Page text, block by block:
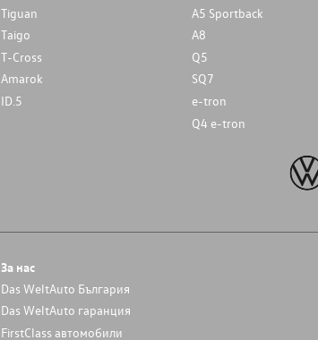
Tiguan
Taigo
T-Cross
Amarok
ID.5
A5 Sportback
A8
Q5
SQ7
e-tron
Q4 e-tron
За нас
Das WeltAuto България
Das WeltAuto гаранция
FirstClass автомобили